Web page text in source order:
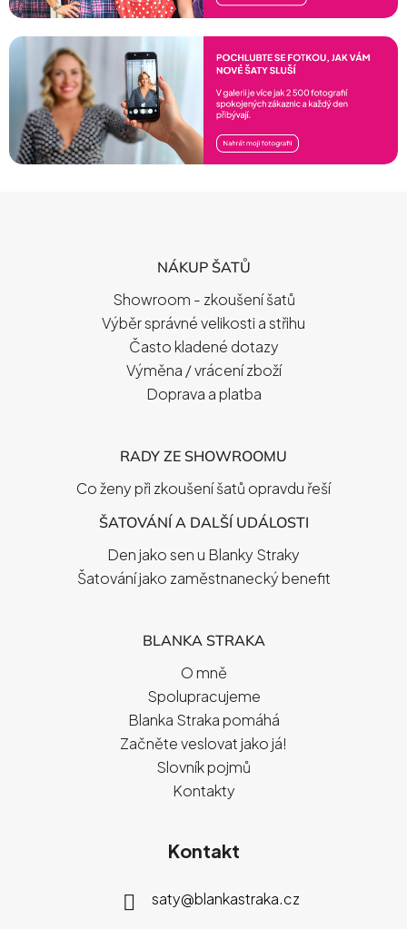
NÁKUP ŠATŮ
Showroom - zkoušení šatů
Výběr správné velikosti a střihu
Často kladené dotazy
Výměna / vrácení zboží
Doprava a platba
RADY ZE SHOWROOMU
Co ženy při zkoušení šatů opravdu řeší
ŠATOVÁNÍ A DALŠÍ UDÁLOSTI
Den jako sen u Blanky Straky
Šatování jako zaměstnanecký benefit
BLANKA STRAKA
O mně
Spolupracujeme
Blanka Straka pomáhá
Začněte veslovat jako já!
Slovník pojmů
Kontakty
Kontakt
saty@blankastraka.cz